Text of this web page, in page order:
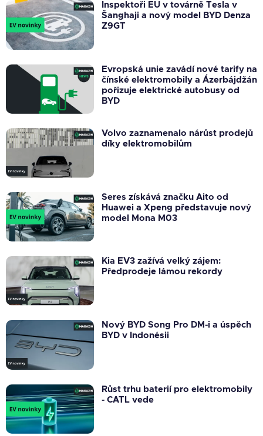
Inspektoři EU v továrně Tesla v
Šanghaji a nový model BYD Denza
Z9GT
Evropská unie zavádí nové tarify na
čínské elektromobily a Ázerbájdžán
pořizuje elektrické autobusy od
BYD
Volvo zaznamenalo nárůst prodejů
díky elektromobilům
Seres získává značku Aito od
Huawei a Xpeng představuje nový
model Mona M03
Kia EV3 zažívá velký zájem:
Předprodeje lámou rekordy
Nový BYD Song Pro DM-i a úspěch
BYD v Indonésii
Růst trhu baterií pro elektromobily
- CATL vede